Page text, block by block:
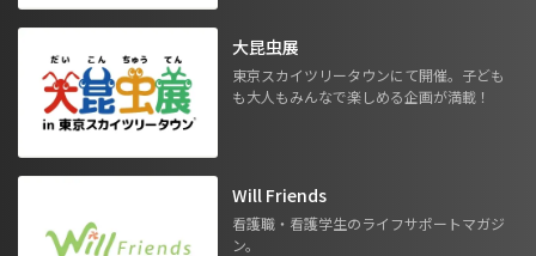
大昆虫展
東京スカイツリータウンにて開催。子ども
も大人もみんなで楽しめる企画が満載！
Will Friends
看護職・看護学生のライフサポートマガジ
ン。